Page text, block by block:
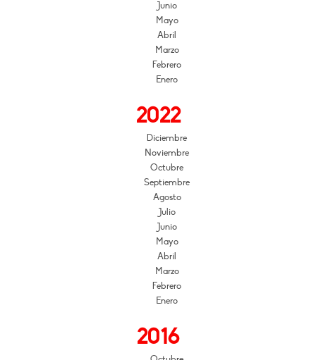
Junio
Mayo
Abril
Marzo
Febrero
Enero
2022
Diciembre
Noviembre
Octubre
Septiembre
Agosto
Julio
Junio
Mayo
Abril
Marzo
Febrero
Enero
2016